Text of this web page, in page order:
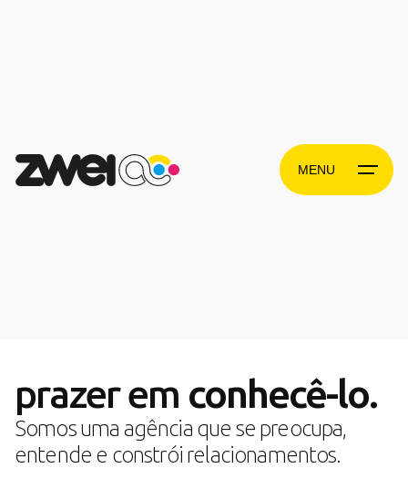
MENU
prazer em conhecê-lo.
Somos uma agência que se preocupa,
entende e constrói relacionamentos.